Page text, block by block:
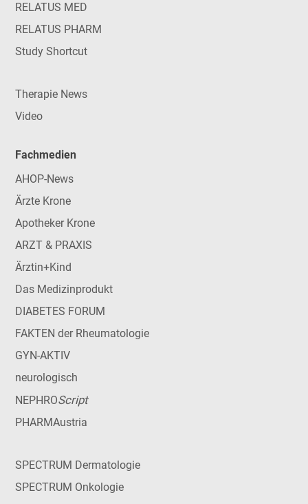
RELATUS MED
RELATUS PHARM
Study Shortcut
Therapie News
Video
Fachmedien
AHOP-News
Ärzte Krone
Apotheker Krone
ARZT & PRAXIS
Ärztin+Kind
Das Medizinprodukt
DIABETES FORUM
FAKTEN der Rheumatologie
GYN-AKTIV
neurologisch
NEPHROScript
PHARMAustria
SPECTRUM Dermatologie
SPECTRUM Onkologie